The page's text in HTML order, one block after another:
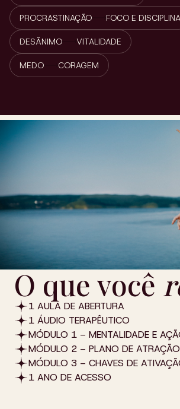
PROCRASTINAÇÃO FOCO E DISCIPLINA
DESÂNIMO VITALIDADE
MEDO CORAGEM
O que você
1 AULA DE ABERTURA
1 ÁUDIO TERAPÊUTICO
MÓDULO 1 – MENTALIDADE E
MÓDULO 2 – PLANO DE
MÓDULO 3 – CHAVES DE
1 ANO DE ACESSO